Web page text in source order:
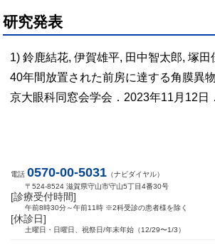
研究発表
1) 鈴鹿結花, 伊賀雄平, 田中智太郎, 塚田
40年間放置された前房に達する角膜異
京大眼科同窓会学会．2023年11月12日
電話 0570-00-5031 （ナビダイヤル）
〒524-8524 滋賀県守山市守山5丁目4番30号
[診療受付時間]
午前8時30分～午前11時 ※2科受診の患者様を除く
[休診日]
土曜日・日曜日、祝祭日/年末年始（12/29〜1/3）